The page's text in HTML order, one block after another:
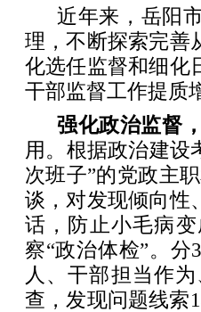
近年来，岳阳
理，不断探索完善
化选任监督和细化
干部监督工作提质
强化政治监督
用。根据政治建设
次班子”的党政主
谈，对发现倾向性
话，防止小毛病
察“政治体检”。
人、干部担当作
查，发现问题线索